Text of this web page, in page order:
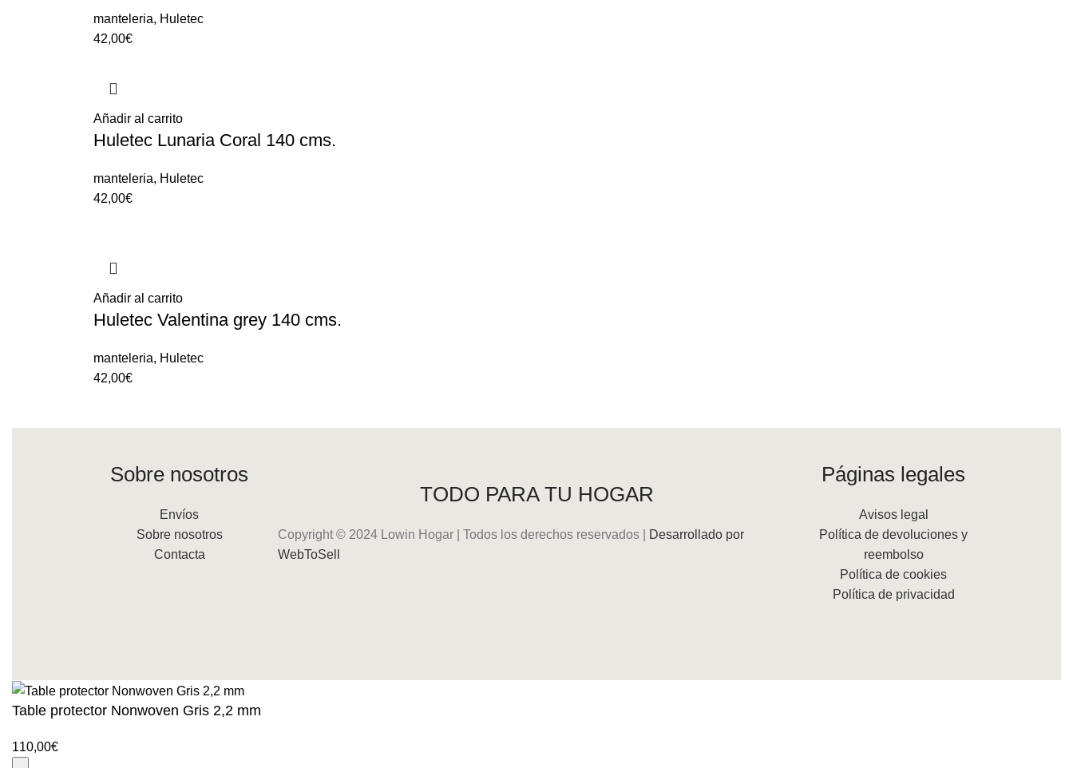
manteleria, Huletec
42,00€
Añadir al carrito
Huletec Lunaria Coral 140 cms.
manteleria, Huletec
42,00€
Añadir al carrito
Huletec Valentina grey 140 cms.
manteleria, Huletec
42,00€
Sobre nosotros
Envíos
Sobre nosotros
Contacta
TODO PARA TU HOGAR
Copyright © 2024 Lowin Hogar | Todos los derechos reservados |
Desarrollado por
WebToSell
Páginas legales
Avisos legal
Política de devoluciones y
reembolso
Política de cookies
Política de privacidad
Table protector Nonwoven Gris 2,2 mm
110,00€